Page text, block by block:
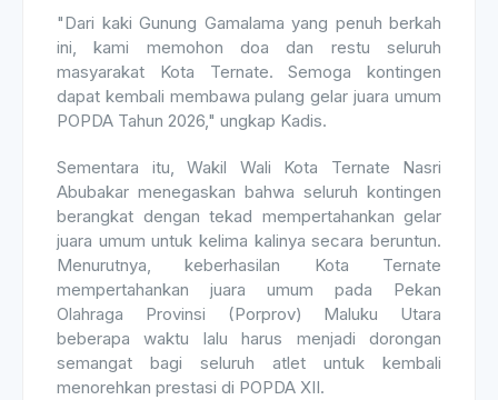
"Dari kaki Gunung Gamalama yang penuh berkah
ini, kami memohon doa dan restu seluruh
masyarakat Kota Ternate. Semoga kontingen
dapat kembali membawa pulang gelar juara umum
POPDA Tahun 2026," ungkap Kadis.
Sementara itu, Wakil Wali Kota Ternate Nasri
Abubakar menegaskan bahwa seluruh kontingen
berangkat dengan tekad mempertahankan gelar
juara umum untuk kelima kalinya secara beruntun.
Menurutnya, keberhasilan Kota Ternate
mempertahankan juara umum pada Pekan
Olahraga Provinsi (Porprov) Maluku Utara
beberapa waktu lalu harus menjadi dorongan
semangat bagi seluruh atlet untuk kembali
menorehkan prestasi di POPDA XII.